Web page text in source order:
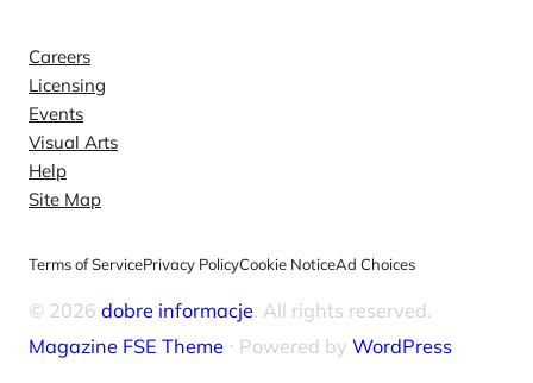
Careers
Licensing
Events
Visual Arts
Help
Site Map
Terms of ServicePrivacy PolicyCookie NoticeAd Choices
© 2026 dobre informacje. All rights reserved.
Magazine FSE Theme ⋅ Powered by WordPress